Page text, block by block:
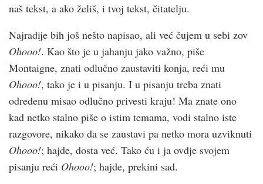
naš tekst, a ako želiš, i tvoj tekst, čitatelju.
Najradije bih još nešto napisao, ali već čujem u sebi zov
Ohooo!. Kao što je u jahanju jako važno, piše
Montaigne, znati odlučno zaustaviti konja, reći mu
Ohooo!, tako je i u pisanju. I u pisanju treba znati
određenu misao odlučno privesti kraju! Ma znate ono
kad netko stalno piše o istim temama, vodi stalno iste
razgovore, nikako da se zaustavi pa netko mora uzviknuti
Ohooo!; hajde, dosta već. Tako ću i ja ovdje svojem
pisanju reći Ohooo!; hajde, prekini sad.